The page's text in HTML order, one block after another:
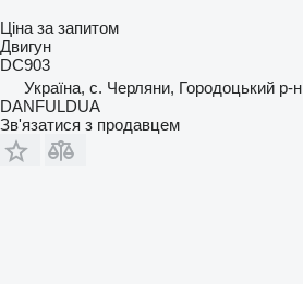
Ціна за запитом
Двигун
DC903
Україна, с. Черляни, Городоцький р-н
DANFULDUA
Зв'язатися з продавцем